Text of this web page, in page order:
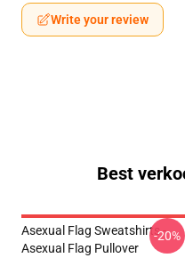
Write your review
Best
Asexual Flag Sweatshirts -
Asexual Flag Pullover
-20%